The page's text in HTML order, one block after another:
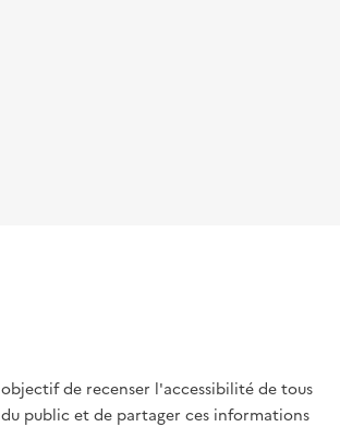
de recenser l'accessibilité de tous
public et de partager ces informations